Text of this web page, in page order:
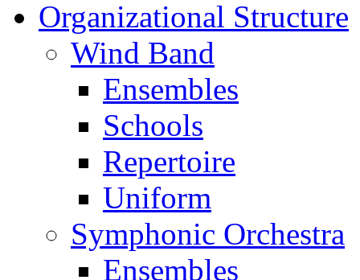
Organizational Structure
Wind Band
Ensembles
Schools
Repertoire
Uniform
Symphonic Orchestra
Ensembles